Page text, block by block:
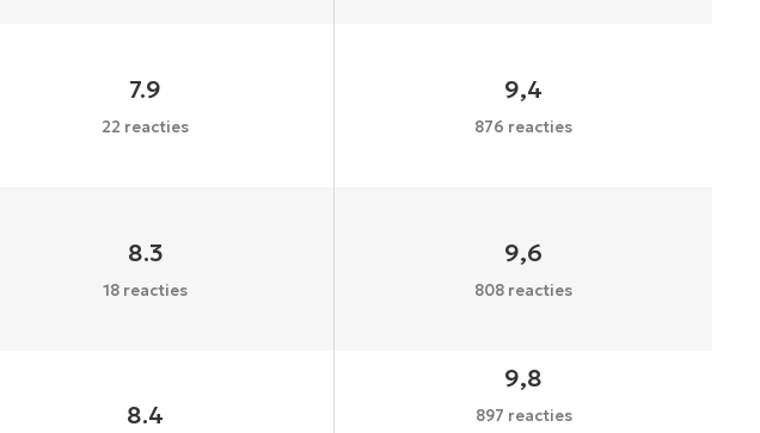
7.9
22 reacties
9,4
876 reacties
8.3
18 reacties
9,6
808 reacties
8.4
9,8
897 reacties